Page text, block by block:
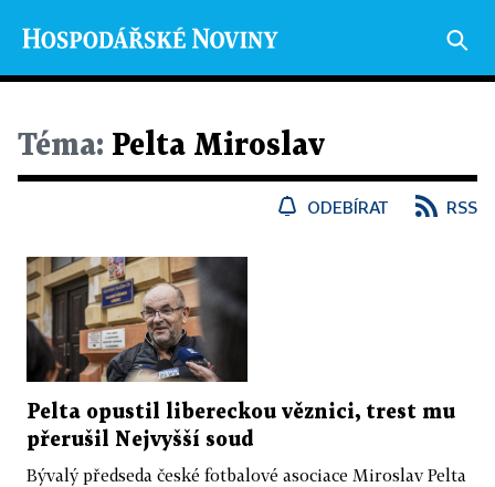
Téma: Pelta Miroslav
ODEBÍRAT RSS
Pelta opustil libereckou věznici, trest mu
přerušil Nejvyšší soud
Bývalý předseda české fotbalové asociace Miroslav Pelta